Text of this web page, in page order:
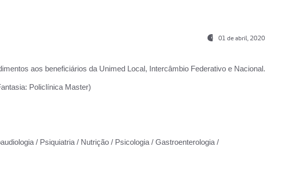
01 de abril, 2020
aos beneficiários da Unimed Local, Intercâmbio Federativo e Nacional.
Policlínica Master)
/ Psiquiatria / Nutrição / Psicologia / Gastroenterologia /